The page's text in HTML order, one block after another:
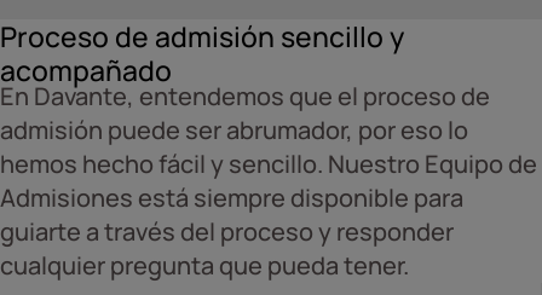
Proceso de admisión sencillo y
acompañado
En Davante, entendemos que el proceso de
admisión puede ser abrumador, por eso lo
hemos hecho fácil y sencillo. Nuestro Equipo de
Admisiones está siempre disponible para
guiarte a través del proceso y responder
cualquier pregunta que pueda tener.